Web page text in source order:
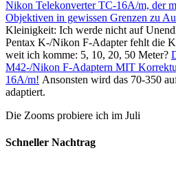
Nikon Telekonverter TC-16A/m, der
Objektiven in gewissen Grenzen zu
Kleinigkeit: Ich werde nicht auf
Pentax K-/Nikon F-Adapter fehlt die
weit ich komme: 5, 10, 20, 50 Meter?
M42-/Nikon F-Adaptern MIT
16A/m! Ansonsten wird das 70-350
adaptiert.
Die Zooms probiere ich im Juli
Schneller Nachtrag